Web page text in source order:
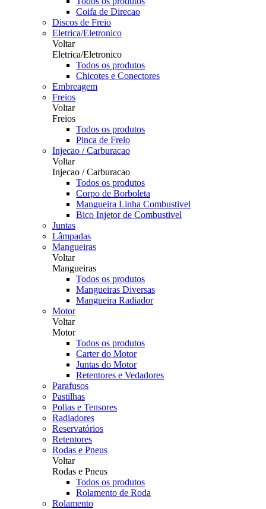
Coifa de Direcao
Discos de Freio
Eletrica/Eletronico
Voltar
Eletrica/Eletronico
Todos os produtos
Chicotes e Conectores
Embreagem
Freios
Voltar
Freios
Todos os produtos
Pinca de Freio
Injecao / Carburacao
Voltar
Injecao / Carburacao
Todos os produtos
Corpo de Borboleta
Mangueira Linha Combustivel
Bico Injetor de Combustivel
Juntas
Lâmpadas
Mangueiras
Voltar
Mangueiras
Todos os produtos
Mangueiras Diversas
Mangueira Radiador
Motor
Voltar
Motor
Todos os produtos
Carter do Motor
Juntas do Motor
Retentores e Vedadores
Parafusos
Pastilhas
Polias e Tensores
Radiadores
Reservatórios
Retentores
Rodas e Pneus
Voltar
Rodas e Pneus
Todos os produtos
Rolamento de Roda
Rolamento